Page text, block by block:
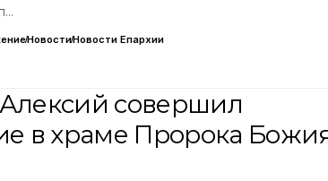
НовостиНовости Епархии
совершил
в храме Пророка